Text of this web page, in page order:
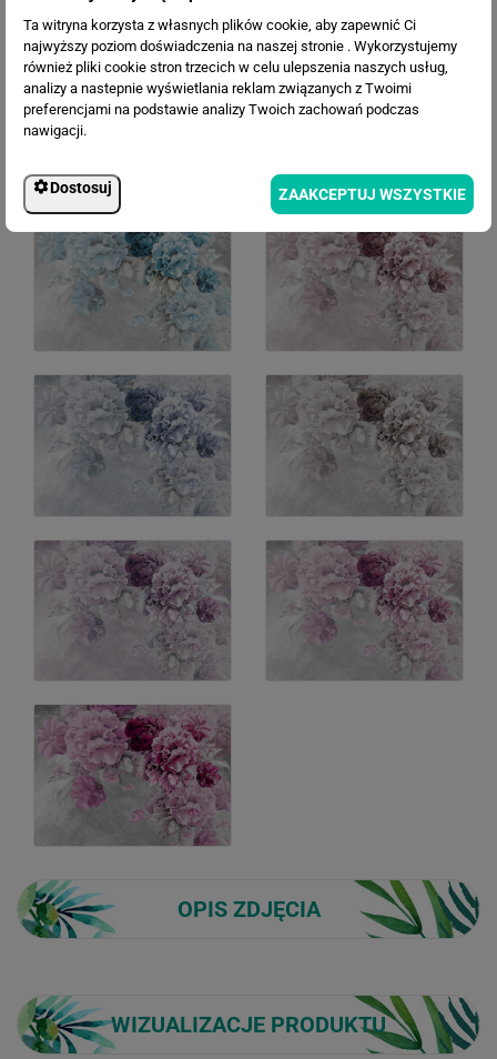
OPIS ZDJĘCIA
WIZUALIZACJE PRODUKTU
Ta witryna korzysta z własnych plików cookie, aby zapewnić Ci
najwyższy poziom doświadczenia na naszej stronie . Wykorzystujemy
również pliki cookie stron trzecich w celu ulepszenia naszych usług,
analizy a nastepnie wyświetlania reklam związanych z Twoimi
preferencjami na podstawie analizy Twoich zachowań podczas
nawigacji.
Dostosuj ZAAKCEPTUJ WSZYSTKIE